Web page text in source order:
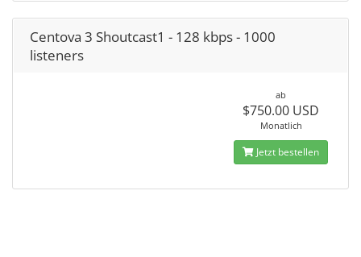
Centova 3 Shoutcast1 - 128 kbps - 1000
listeners
ab
$750.00 USD
Monatlich
Jetzt bestellen